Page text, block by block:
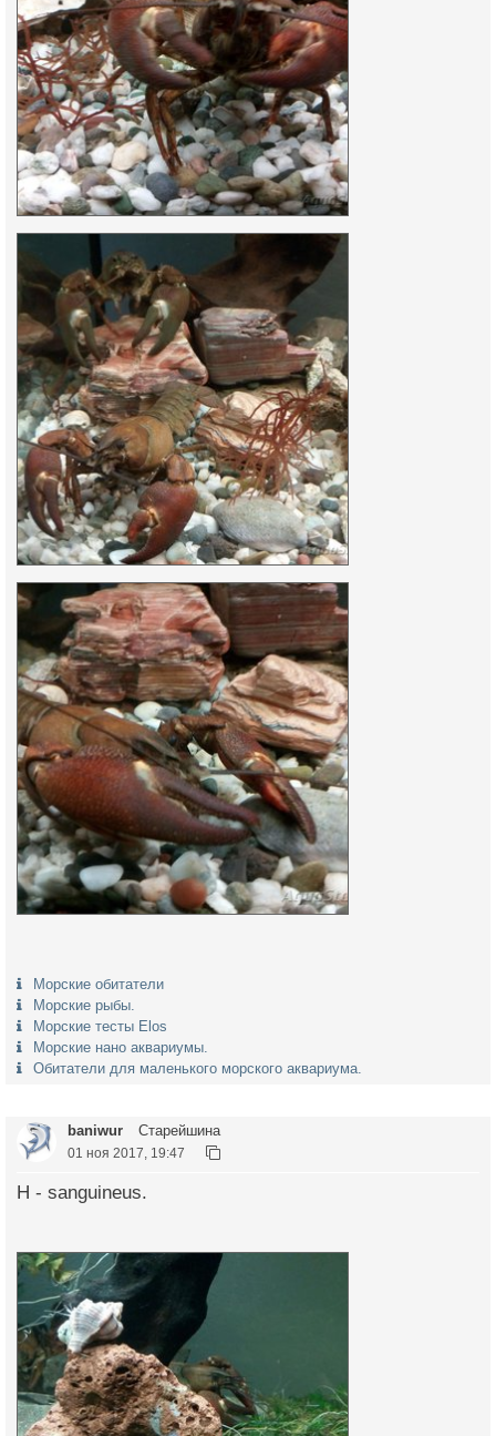
Морские обитатели
Морские рыбы.
Морские тесты Elos
Морские нано аквариумы.
Обитатели для маленького морского аквариума.
baniwur Старейшина
01 ноя 2017, 19:47
Н - sanguineus.